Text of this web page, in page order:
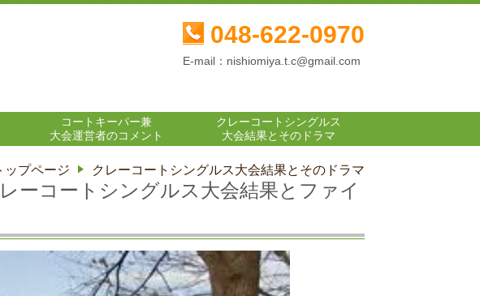
048-622-0970
E-mail：nishiomiya.t.c@gmail.com
コートキーパー兼
大会運営者のコメント
クレーコートシングルス
大会結果とそのドラマ
ップページ クレーコートシングルス大会結果とそのドラマ
ーコートシングルス大会結果とファイ